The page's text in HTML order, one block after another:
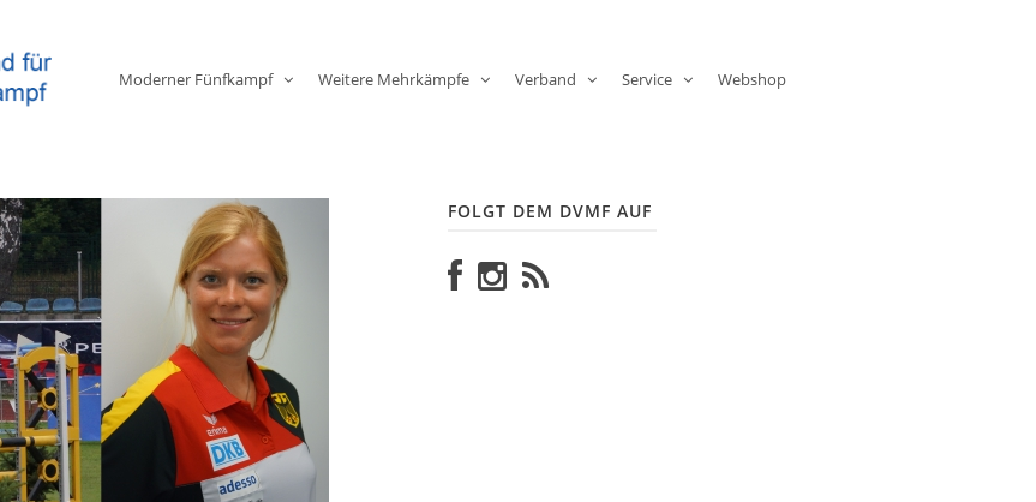
Moderner Fünfkampf Weitere Mehrkämpfe Verband Service Webshop
FOLGT DEM DVMF AUF